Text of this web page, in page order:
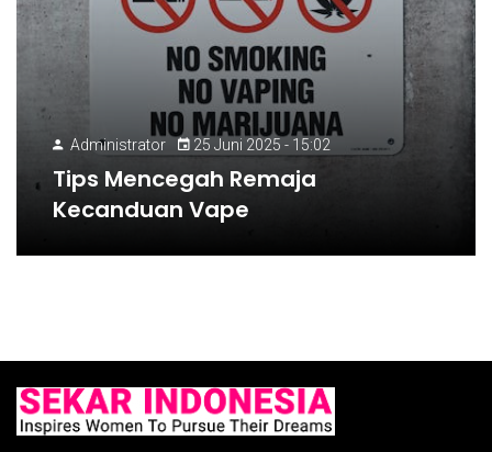
Administrator 25 Juni 2025 - 15:02
Tips Mencegah Remaja
Kecanduan Vape